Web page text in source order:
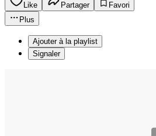
Like Partager
Favori
Plus
Ajouter à la playlist
Signaler